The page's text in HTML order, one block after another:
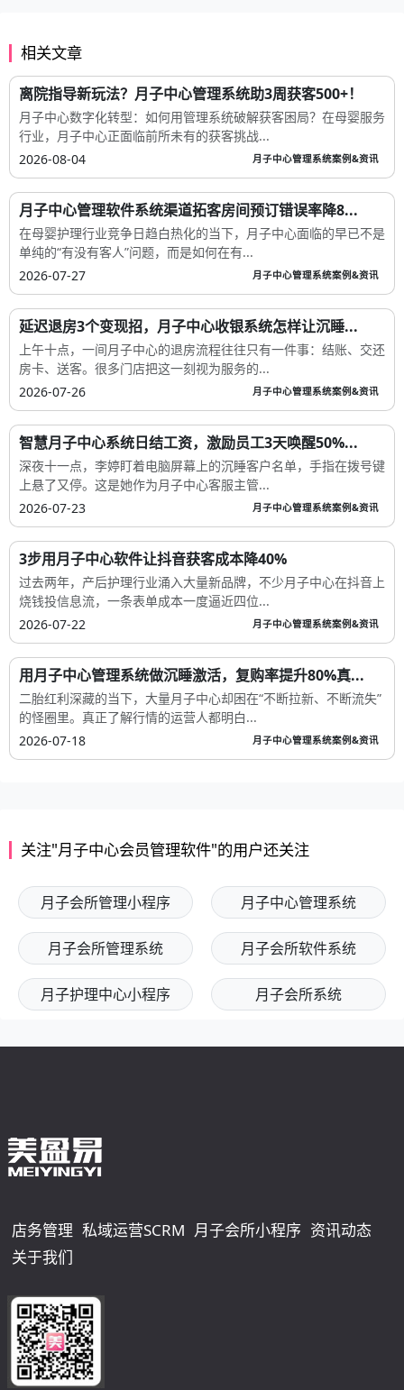
相关文章
离院指导新玩法？月子中心管理系统助3周获客500+！
月子中心数字化转型：如何用管理系统破解获客困局？在母婴服务
行业，月子中心正面临前所未有的获客挑战...
2026-08-04
月子中心管理系统案例&资讯
月子中心管理软件系统渠道拓客房间预订错误率降8...
在母婴护理行业竞争日趋白热化的当下，月子中心面临的早已不是
单纯的“有没有客人”问题，而是如何在有...
2026-07-27
月子中心管理系统案例&资讯
延迟退房3个变现招，月子中心收银系统怎样让沉睡...
上午十点，一间月子中心的退房流程往往只有一件事：结账、交还
房卡、送客。很多门店把这一刻视为服务的...
2026-07-26
月子中心管理系统案例&资讯
智慧月子中心系统日结工资，激励员工3天唤醒50%...
深夜十一点，李婷盯着电脑屏幕上的沉睡客户名单，手指在拨号键
上悬了又停。这是她作为月子中心客服主管...
2026-07-23
月子中心管理系统案例&资讯
3步用月子中心软件让抖音获客成本降40%
过去两年，产后护理行业涌入大量新品牌，不少月子中心在抖音上
烧钱投信息流，一条表单成本一度逼近四位...
2026-07-22
月子中心管理系统案例&资讯
用月子中心管理系统做沉睡激活，复购率提升80%真...
二胎红利深藏的当下，大量月子中心却困在“不断拉新、不断流失”
的怪圈里。真正了解行情的运营人都明白...
2026-07-18
月子中心管理系统案例&资讯
关注"月子中心会员管理软件"的用户还关注
月子会所管理小程序 月子中心管理系统
月子会所管理系统 月子会所软件系统
月子护理中心小程序 月子会所系统
店务管理 私域运营SCRM 月子会所小程序 资讯动态
关于我们